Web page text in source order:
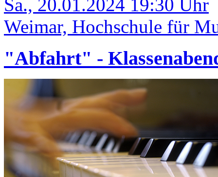
Sa., 20.01.2024 19:30 Uhr
Weimar, Hochschule für
"Abfahrt" -